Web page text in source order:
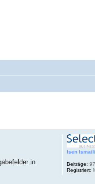
in
Isen Ismaili
Beiträge: 97
Registriert: